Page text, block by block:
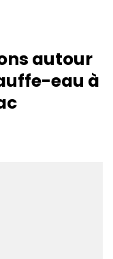
autour
eau à